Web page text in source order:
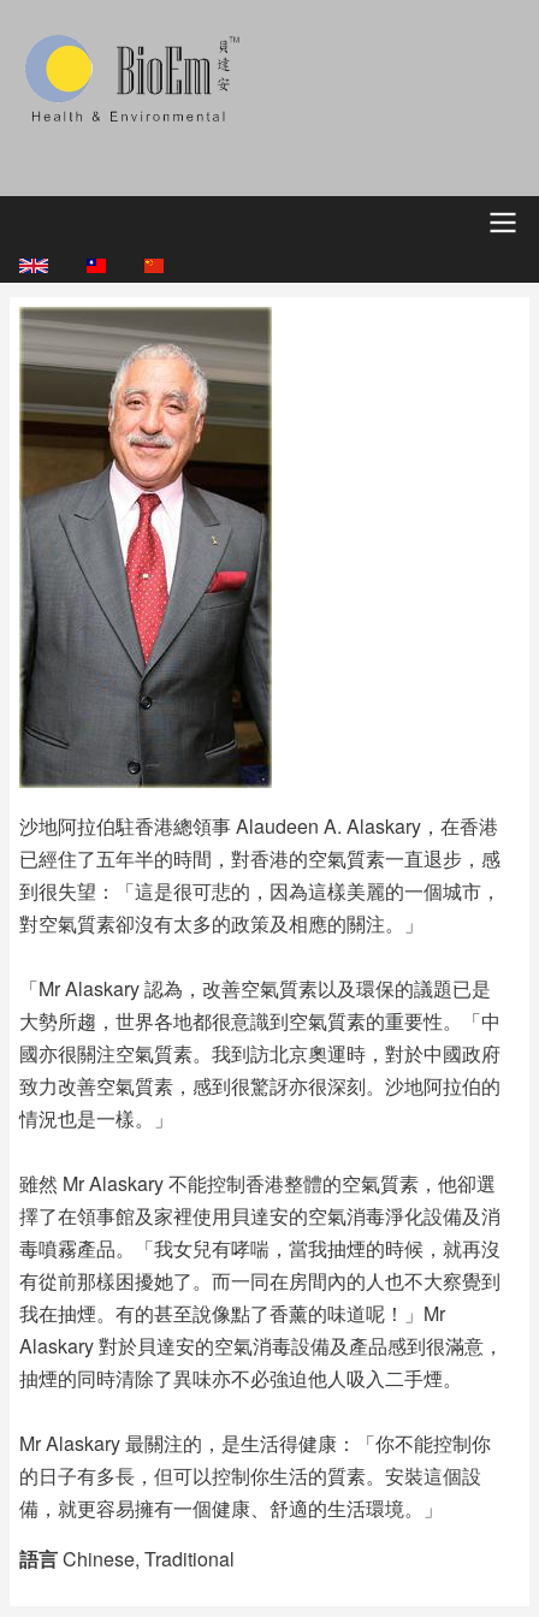
Main
navigation
沙地阿拉伯駐香港總領事 Alaudeen A. Alaskary，在香港
已經住了五年半的時間，對香港的空氣質素一直退步，感
到很失望：「這是很可悲的，因為這樣美麗的一個城市，
對空氣質素卻沒有太多的政策及相應的關注。」
「Mr Alaskary 認為，改善空氣質素以及環保的議題已是
大勢所趨，世界各地都很意識到空氣質素的重要性。「中
國亦很關注空氣質素。我到訪北京奧運時，對於中國政府
致力改善空氣質素，感到很驚訝亦很深刻。沙地阿拉伯的
情況也是一樣。」
雖然 Mr Alaskary 不能控制香港整體的空氣質素，他卻選
擇了在領事館及家裡使用貝達安的空氣消毒淨化設備及消
毒噴霧產品。「我女兒有哮喘，當我抽煙的時候，就再沒
有從前那樣困擾她了。而一同在房間內的人也不大察覺到
我在抽煙。有的甚至說像點了香薰的味道呢！」Mr
Alaskary 對於貝達安的空氣消毒設備及產品感到很滿意，
抽煙的同時清除了異味亦不必強迫他人吸入二手煙。
Mr Alaskary 最關注的，是生活得健康：「你不能控制你
的日子有多長，但可以控制你生活的質素。安裝這個設
備，就更容易擁有一個健康、舒適的生活環境。」
語言Chinese, Traditional